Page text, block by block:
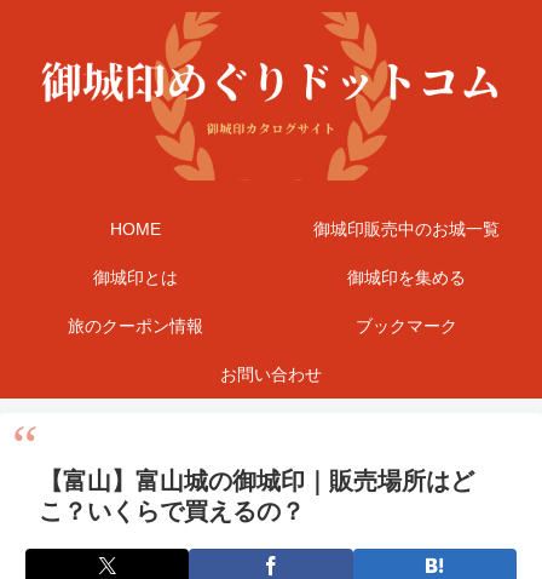
HOME 御城印販売中のお城一覧
御城印とは 御城印を集める
旅のクーポン情報 ブックマーク
お問い合わせ
【富山】富山城の御城印｜販売場所はど
こ？いくらで買えるの？